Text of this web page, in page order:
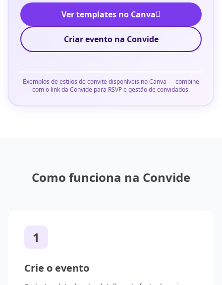
Ver templates no Canva
Criar evento na Convide
Exemplos de estilos de convite disponíveis no Canva — combine
com o link da Convide para RSVP e gestão de convidados.
Como funciona na Convide
1
Crie o evento